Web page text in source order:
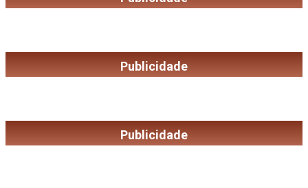
Publicidade
Publicidade